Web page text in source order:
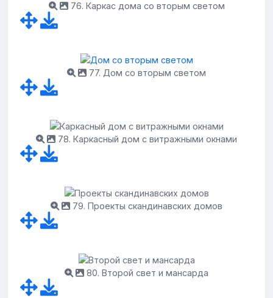
76. Каркас дома со вторым светом
77. Дом со вторым светом
78. Каркасный дом с витражными окнами
79. Проекты скандинавских домов
80. Второй свет и мансарда